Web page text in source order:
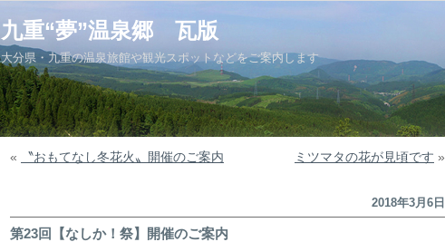
九重“夢”温泉郷 瓦版
大分県・九重の温泉旅館や観光スポットなどをご案内します
« 〝おもてなし冬花火〟開催のご案内 ミツマタの花が見頃です »
2018年3月6日
第23回【なしか！祭】開催のご案内